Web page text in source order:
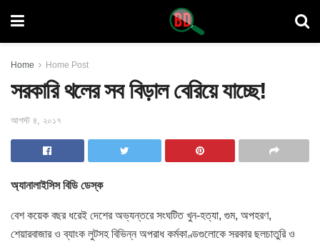
Home Home Post
সরকারি থলের সব বিড়াল বেরিয়ে যাচ্ছে!
আগস্ট ৪, ২০১৭
অ্যানালাইসিস বিডি ডেস্ক
বেশ কয়েক বছর ধরেই দেশের অভ্যন্তরে সংঘটিত খুন-হত্যা, গুম, অপহরণ,
শেয়ারবাজার ও ব্যাংক লুটসহ বিভিন্ন অপরাধকর্মকাণ্ডগুলোকে সরকার ছলচাতুরি ও